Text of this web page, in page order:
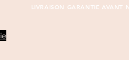
LIVRAISON GARANTIE AVANT